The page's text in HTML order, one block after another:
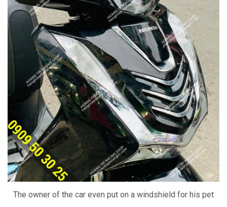
The owner of the car even put on a windshield for his pet